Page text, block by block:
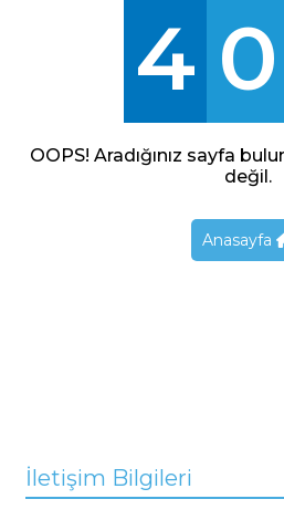
4 0
OOPS! Aradığınız sayfa
değil.
Anasayfa
İletişim Bilgileri